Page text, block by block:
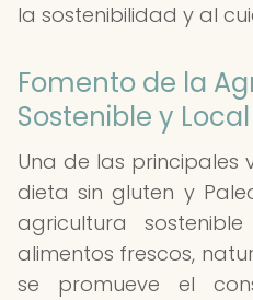
la sostenibilidad y al
Fomento de la
Sostenible y Local
Una de las principales
dieta sin gluten y
agricultura
alimentos frescos,
se promueve el